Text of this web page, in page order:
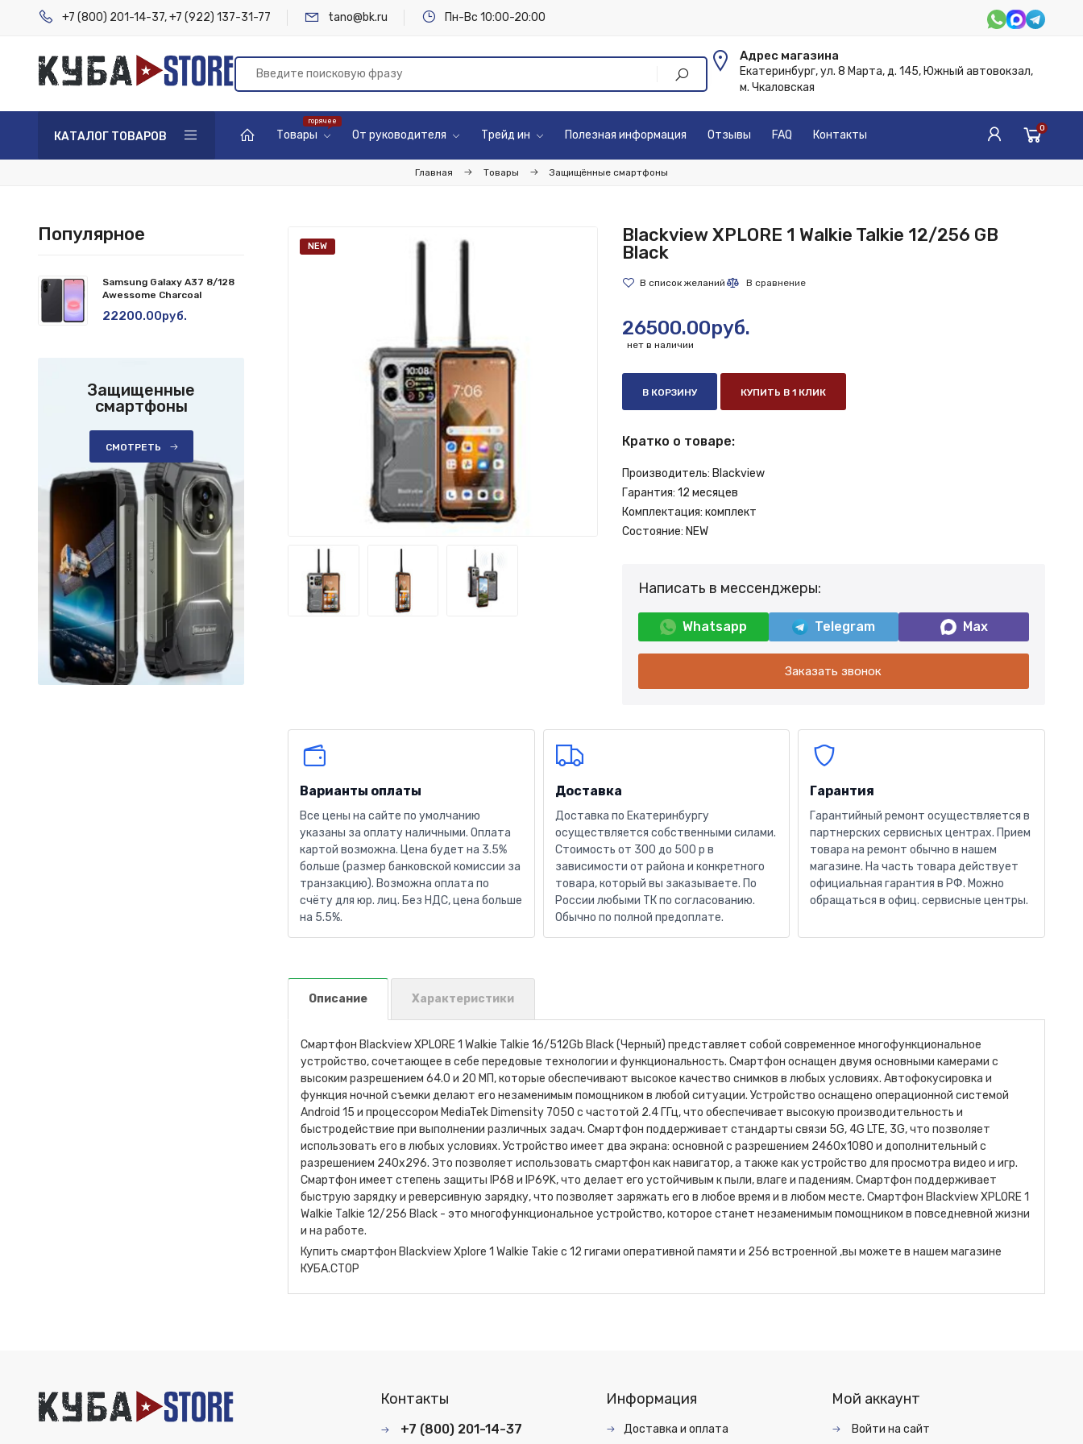
+7 (800) 201-14-37,+7 (922) 137-31-77 tano@bk.ru Пн-Вс 10:00-20:00
Адрес магазина
Екатеринбург, ул. 8 Марта, д. 145, Южный автовокзал,
м. Чкаловская
КАТАЛОГ ТОВАРОВ Товары От руководителя Трейд ин Полезная информация Отзывы FAQ Контакты 0
Главная Товары Защищённые смартфоны
NEW
Blackview XPLORE 1 Walkie Talkie 12/256 GB
Black
26500.00руб.
нет в наличии
В КОРЗИНУ КУПИТЬ В 1 КЛИК
Кратко о товаре:
Производитель: Blackview
Гарантия: 12 месяцев
Комплектация: комплект
Состояние: NEW
Написать в мессенджеры:
Whatsapp Telegram Max
Заказать звонок
Варианты оплаты
Все цены на сайте по умолчанию
указаны за оплату наличными. Оплата
картой возможна. Цена будет на 3.5%
больше (размер банковской комиссии за
транзакцию). Возможна оплата по
счёту для юр. лиц. Без НДС, цена больше
на 5.5%.
Доставка
Доставка по Екатеринбургу
осуществляется собственными силами.
Стоимость от 300 до 500 р в
зависимости от района и конкретного
товара, который вы заказываете. По
России любыми ТК по согласованию.
Обычно по полной предоплате.
Гарантия
Гарантийный ремонт осуществляется в
партнерских сервисных центрах. Прием
товара на ремонт обычно в нашем
магазине. На часть товара действует
официальная гарантия в РФ. Можно
обращаться в офиц. сервисные центры.
Описание Характеристики
Смартфон Blackview XPLORE 1 Walkie Talkie 16/512Gb Black (Черный) представляет собой современное многофункциональное
устройство, сочетающее в себе передовые технологии и функциональность. Смартфон оснащен двумя основными камерами с
высоким разрешением 64.0 и 20 МП, которые обеспечивают высокое качество снимков в любых условиях. Автофокусировка и
функция ночной съемки делают его незаменимым помощником в любой ситуации. Устройство оснащено операционной системой
Android 15 и процессором MediaTek Dimensity 7050 с частотой 2.4 ГГц, что обеспечивает высокую производительность и
быстродействие при выполнении различных задач. Смартфон поддерживает стандарты связи 5G, 4G LTE, 3G, что позволяет
использовать его в любых условиях. Устройство имеет два экрана: основной с разрешением 2460x1080 и дополнительный с
разрешением 240x296. Это позволяет использовать смартфон как навигатор, а также как устройство для просмотра видео и игр.
Смартфон имеет степень защиты IP68 и IP69K, что делает его устойчивым к пыли, влаге и падениям. Смартфон поддерживает
быструю зарядку и реверсивную зарядку, что позволяет заряжать его в любое время и в любом месте. Смартфон Blackview XPLORE 1
Walkie Talkie 12/256 Black - это многофункциональное устройство, которое станет незаменимым помощником в повседневной жизни
и на работе.
Купить смартфон Blackview Xplore 1 Walkie Takie с 12 гигами оперативной памяти и 256 встроенной ,вы можете в нашем магазине
КУБА.СТОР
Популярное
Samsung Galaxy A37 8/128
Awessome Charcoal
22200.00руб.
Защищенные
смартфоны
СМОТРЕТЬ
Контакты
+7 (800) 201-14-37
Информация
Доставка и оплата
Мой аккаунт
Войти на сайт